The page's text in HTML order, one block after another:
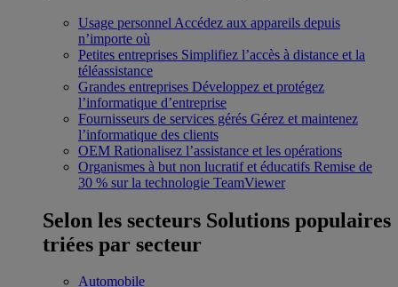
Usage personnel Accédez aux appareils depuis
n’importe où
Petites entreprises Simplifiez l’accès à distance et la
téléassistance
Grandes entreprises Développez et protégez
l’informatique d’entreprise
Fournisseurs de services gérés Gérez et maintenez
l’informatique des clients
OEM Rationalisez l’assistance et les opérations
Organismes à but non lucratif et éducatifs Remise de
30 % sur la technologie TeamViewer
Selon les secteurs Solutions populaires
triées par secteur
Automobile